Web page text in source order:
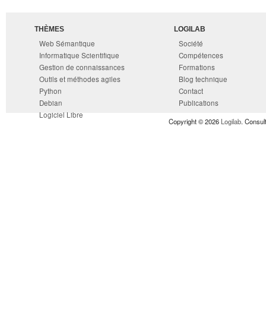
THÈMES
Web Sémantique
Informatique Scientifique
Gestion de connaissances
Outils et méthodes agiles
Python
Debian
Logiciel Libre
LOGILAB
Société
Compétences
Formations
Blog technique
Contact
Publications
Copyright © 2026 Logilab.